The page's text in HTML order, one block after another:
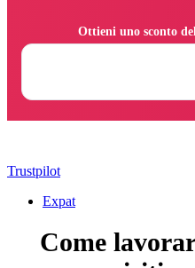
Trustpilot
Expat
Come